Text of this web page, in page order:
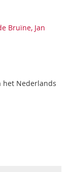
Bruïne, Jan
het Nederlands